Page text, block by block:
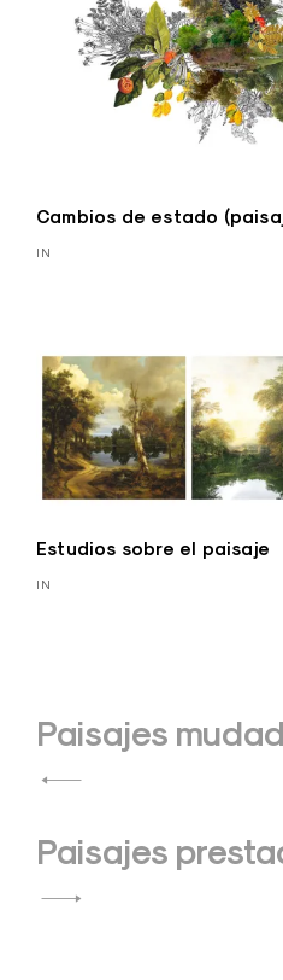
Cambios de estado
IN
Estudios sobre el paisaje
IN
Navegación
de
Paisajes
Paisajes